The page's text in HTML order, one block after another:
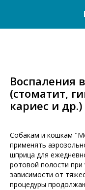
Воспаления
(стоматит,
кариес и др.)
Собакам и кошкам
применять
шприца для
ротовой полости при
зависимости от
процедуры